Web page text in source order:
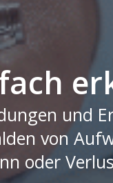
und
von
oder